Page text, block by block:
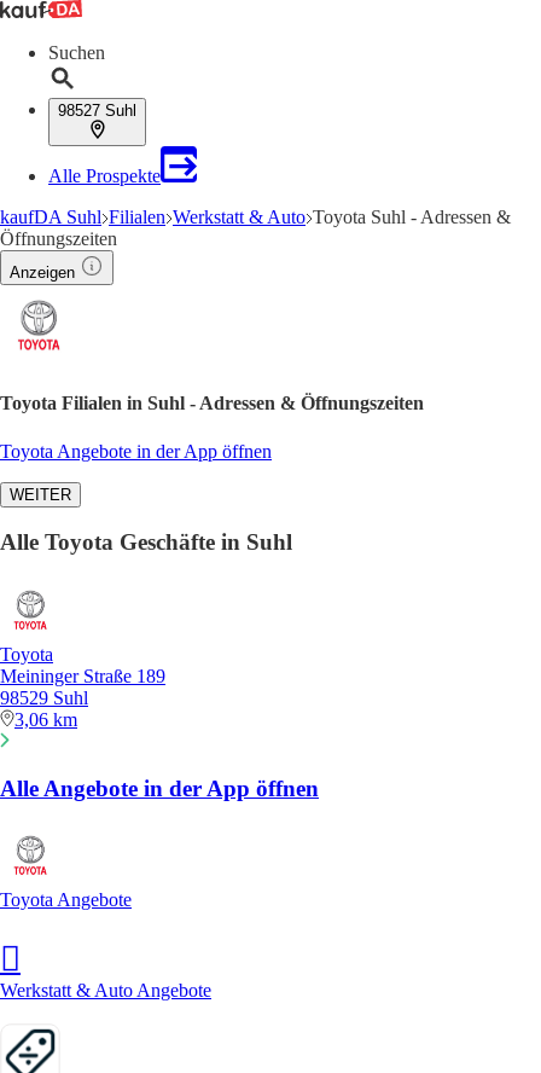
Suchen
98527 Suhl
Alle Prospekte
kaufDA Suhl Filialen Werkstatt & Auto Toyota Suhl - Adressen &
Öffnungszeiten
Anzeigen
Toyota Filialen in Suhl - Adressen & Öffnungszeiten
Toyota Angebote in der App öffnen
WEITER
Alle Toyota Geschäfte in Suhl
Toyota
Meininger Straße 189
98529 Suhl
3,06 km
Alle Angebote in der App öffnen
Toyota Angebote
Werkstatt & Auto Angebote